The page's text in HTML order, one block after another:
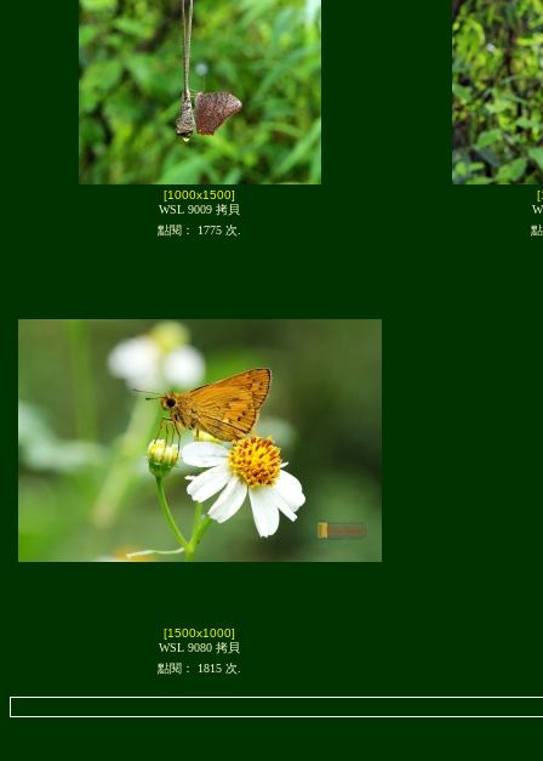
[1000x1500]
WSL 9009 拷貝
點閱： 1775 次.
[1500x1000]
WSL 9080 拷貝
點閱： 1815 次.